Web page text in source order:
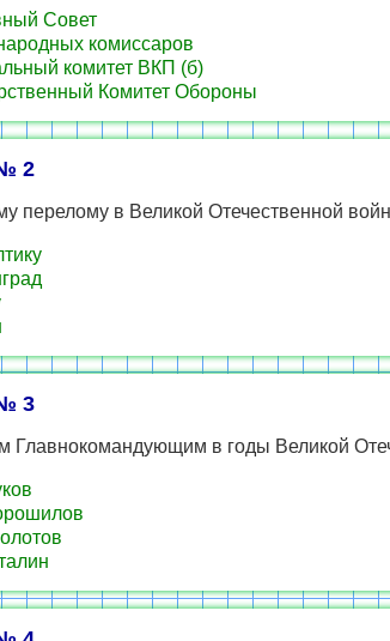
Совет
комиссаров
комитет ВКП (б)
Комитет Обороны
2
перелому в Великой Отечественной
3
Главнокомандующим в годы Великой